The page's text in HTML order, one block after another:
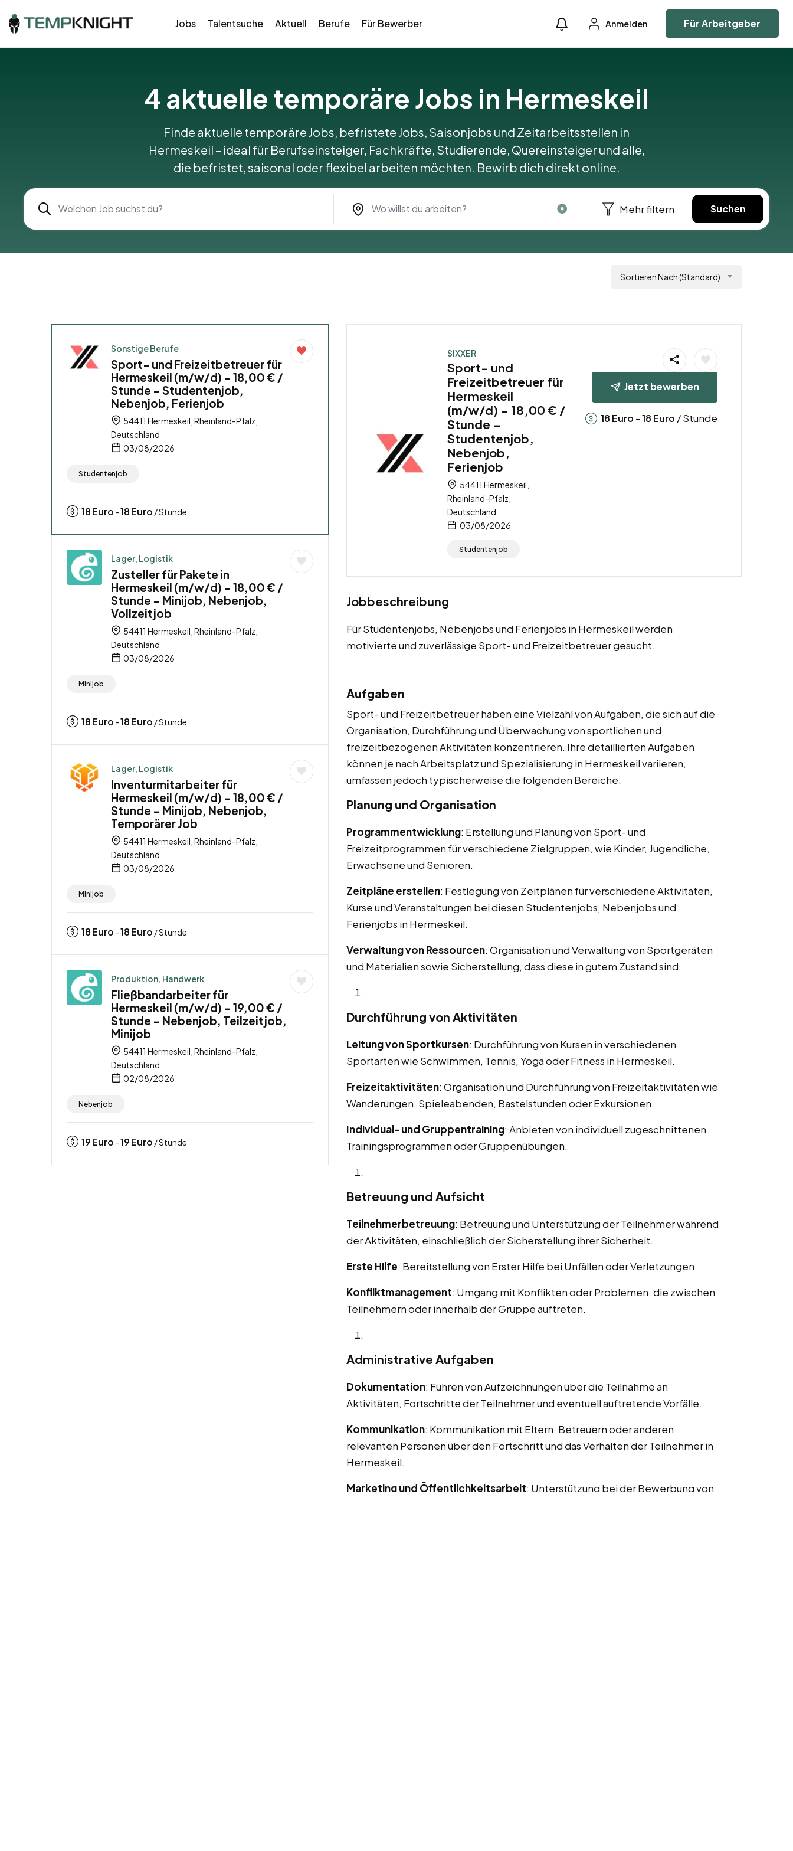
Jobs Talentsuche Aktuell Berufe Für Bewerber Anmelden Für Arbeitgeber
4aktuelle temporäre Jobs in Hermeskeil
Finde aktuelle temporäre Jobs, befristete Jobs, Saisonjobs und Zeitarbeitsstellen in
Hermeskeil – ideal für Berufseinsteiger, Fachkräfte, Studierende, Quereinsteiger und alle,
die befristet, saisonal oder flexibel arbeiten möchten. Bewirb dich direkt online.
Mehr filtern Suchen
Sortieren Nach (Standard)
Sonstige Berufe
Sport- und Freizeitbetreuer für
Hermeskeil (m/w/d) – 18,00 € /
Stunde – Studentenjob,
Nebenjob, Ferienjob
54411 Hermeskeil, Rheinland-Pfalz,
Deutschland
03/08/2026
Studentenjob
18Euro -18Euro / Stunde
Lager, Logistik
Zusteller für Pakete in
Hermeskeil (m/w/d) – 18,00 € /
Stunde – Minijob, Nebenjob,
Vollzeitjob
54411 Hermeskeil, Rheinland-Pfalz,
Deutschland
03/08/2026
Minijob
18Euro -18Euro / Stunde
Lager, Logistik
Inventurmitarbeiter für
Hermeskeil (m/w/d) – 18,00 € /
Stunde – Minijob, Nebenjob,
Temporärer Job
54411 Hermeskeil, Rheinland-Pfalz,
Deutschland
03/08/2026
Minijob
18Euro -18Euro / Stunde
Produktion, Handwerk
Fließbandarbeiter für
Hermeskeil (m/w/d) – 19,00 € /
Stunde – Nebenjob, Teilzeitjob,
Minijob
54411 Hermeskeil, Rheinland-Pfalz,
Deutschland
02/08/2026
Nebenjob
19Euro -19Euro / Stunde
SIXXER
Sport- und
Freizeitbetreuer für
Hermeskeil
(m/w/d) – 18,00 € /
Stunde –
Studentenjob,
Nebenjob,
Ferienjob
54411 Hermeskeil,
Rheinland-Pfalz,
Deutschland
03/08/2026
Studentenjob
Jetzt bewerben
18 Euro -18 Euro / Stunde
Jobbeschreibung
Für Studentenjobs, Nebenjobs und Ferienjobs in Hermeskeil werden
motivierte und zuverlässige Sport- und Freizeitbetreuer gesucht.
Aufgaben
Sport- und Freizeitbetreuer haben eine Vielzahl von Aufgaben, die sich auf die
Organisation, Durchführung und Überwachung von sportlichen und
freizeitbezogenen Aktivitäten konzentrieren. Ihre detaillierten Aufgaben
können je nach Arbeitsplatz und Spezialisierung in Hermeskeil variieren,
umfassen jedoch typischerweise die folgenden Bereiche:
Planung und Organisation
Programmentwicklung: Erstellung und Planung von Sport- und
Freizeitprogrammen für verschiedene Zielgruppen, wie Kinder, Jugendliche,
Erwachsene und Senioren.
Zeitpläne erstellen: Festlegung von Zeitplänen für verschiedene Aktivitäten,
Kurse und Veranstaltungen bei diesen Studentenjobs, Nebenjobs und
Ferienjobs in Hermeskeil.
Verwaltung von Ressourcen: Organisation und Verwaltung von Sportgeräten
und Materialien sowie Sicherstellung, dass diese in gutem Zustand sind.
Durchführung von Aktivitäten
Leitung von Sportkursen: Durchführung von Kursen in verschiedenen
Sportarten wie Schwimmen, Tennis, Yoga oder Fitness in Hermeskeil.
Freizeitaktivitäten: Organisation und Durchführung von Freizeitaktivitäten wie
Wanderungen, Spieleabenden, Bastelstunden oder Exkursionen.
Individual- und Gruppentraining: Anbieten von individuell zugeschnittenen
Trainingsprogrammen oder Gruppenübungen.
Betreuung und Aufsicht
Teilnehmerbetreuung: Betreuung und Unterstützung der Teilnehmer während
der Aktivitäten, einschließlich der Sicherstellung ihrer Sicherheit.
Erste Hilfe: Bereitstellung von Erster Hilfe bei Unfällen oder Verletzungen.
Konfliktmanagement: Umgang mit Konflikten oder Problemen, die zwischen
Teilnehmern oder innerhalb der Gruppe auftreten.
Administrative Aufgaben
Dokumentation: Führen von Aufzeichnungen über die Teilnahme an
Aktivitäten, Fortschritte der Teilnehmer und eventuell auftretende Vorfälle.
Kommunikation: Kommunikation mit Eltern, Betreuern oder anderen
relevanten Personen über den Fortschritt und das Verhalten der Teilnehmer in
Hermeskeil.
Marketing und Öffentlichkeitsarbeit: Unterstützung bei der Bewerbung von